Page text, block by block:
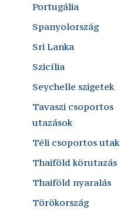
Portugália
Spanyolország
Sri Lanka
Szicília
Seychelle szigetek
Tavaszi csoportos
utazások
Téli csoportos utak
Thaiföld körutazás
Thaiföld nyaralás
Törökország